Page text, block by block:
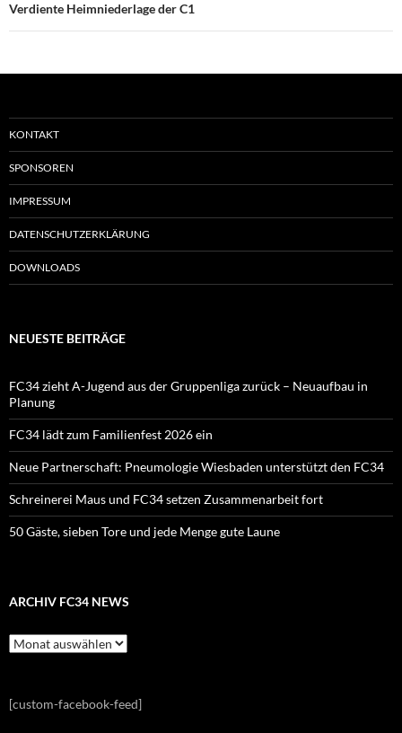
Verdiente Heimniederlage der C1
KONTAKT
SPONSOREN
IMPRESSUM
DATENSCHUTZERKLÄRUNG
DOWNLOADS
NEUESTE BEITRÄGE
FC34 zieht A-Jugend aus der Gruppenliga zurück – Neuaufbau in
Planung
FC34 lädt zum Familienfest 2026 ein
Neue Partnerschaft: Pneumologie Wiesbaden unterstützt den FC34
Schreinerei Maus und FC34 setzen Zusammenarbeit fort
50 Gäste, sieben Tore und jede Menge gute Laune
ARCHIV FC34 NEWS
Archiv
FC34
[custom-facebook-feed]